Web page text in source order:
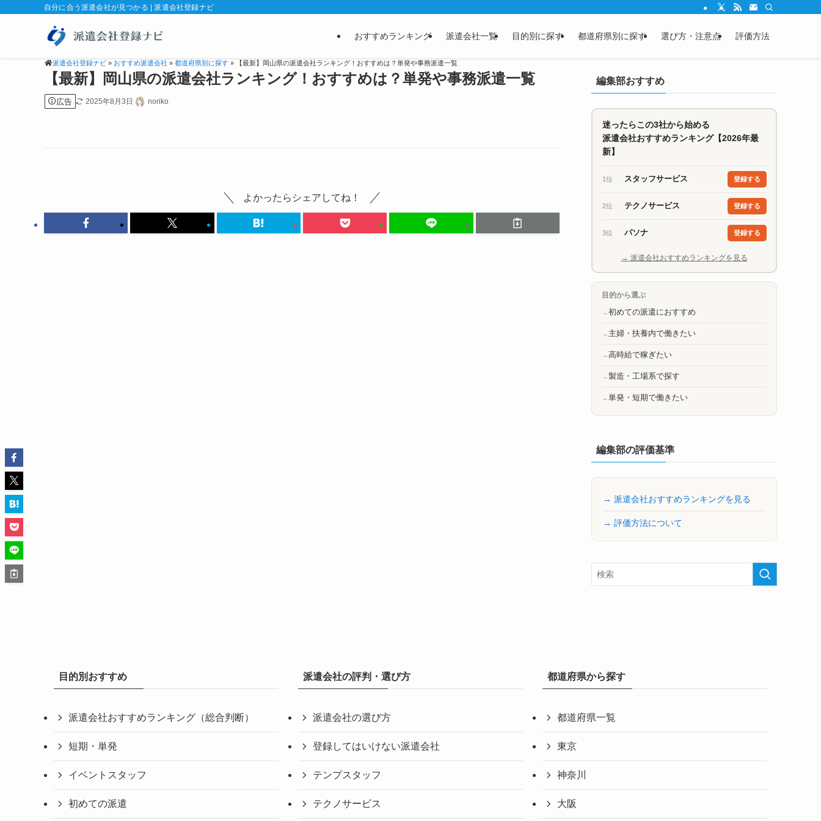
自分に合う派遣会社が見つかる | 派遣会社登録ナビ
おすすめランキング 派遣会社一覧 目的別に探す 都道府県別に探す 選び方・注意点 評価方法
派遣会社登録ナビ» おすすめ派遣会社 » 都道府県別に探す» 【最新】岡山県の派遣会社ランキング！おすすめは？単発や事務派遣一覧
【最新】岡山県の派遣会社ランキング！おすすめは？単発や事務派遣一覧
広告 2025年8月3日 noriko
よかったらシェアしてね！
編集部おすすめ
迷ったらこの3社から始める
派遣会社おすすめランキング【2026年最
新】
1位 スタッフサービス 登録する
2位 テクノサービス 登録する
3位 パソナ 登録する
→ 派遣会社おすすめランキングを見る
目的から選ぶ
初めての派遣におすすめ
主婦・扶養内で働きたい
高時給で稼ぎたい
製造・工場系で探す
単発・短期で働きたい
編集部の評価基準
→ 派遣会社おすすめランキングを見る
→ 評価方法について
目的別おすすめ
派遣会社おすすめランキング（総合判断）
短期・単発
イベントスタッフ
初めての派遣
派遣会社の評判・選び方
派遣会社の選び方
登録してはいけない派遣会社
テンプスタッフ
テクノサービス
都道府県から探す
都道府県一覧
東京
神奈川
大阪